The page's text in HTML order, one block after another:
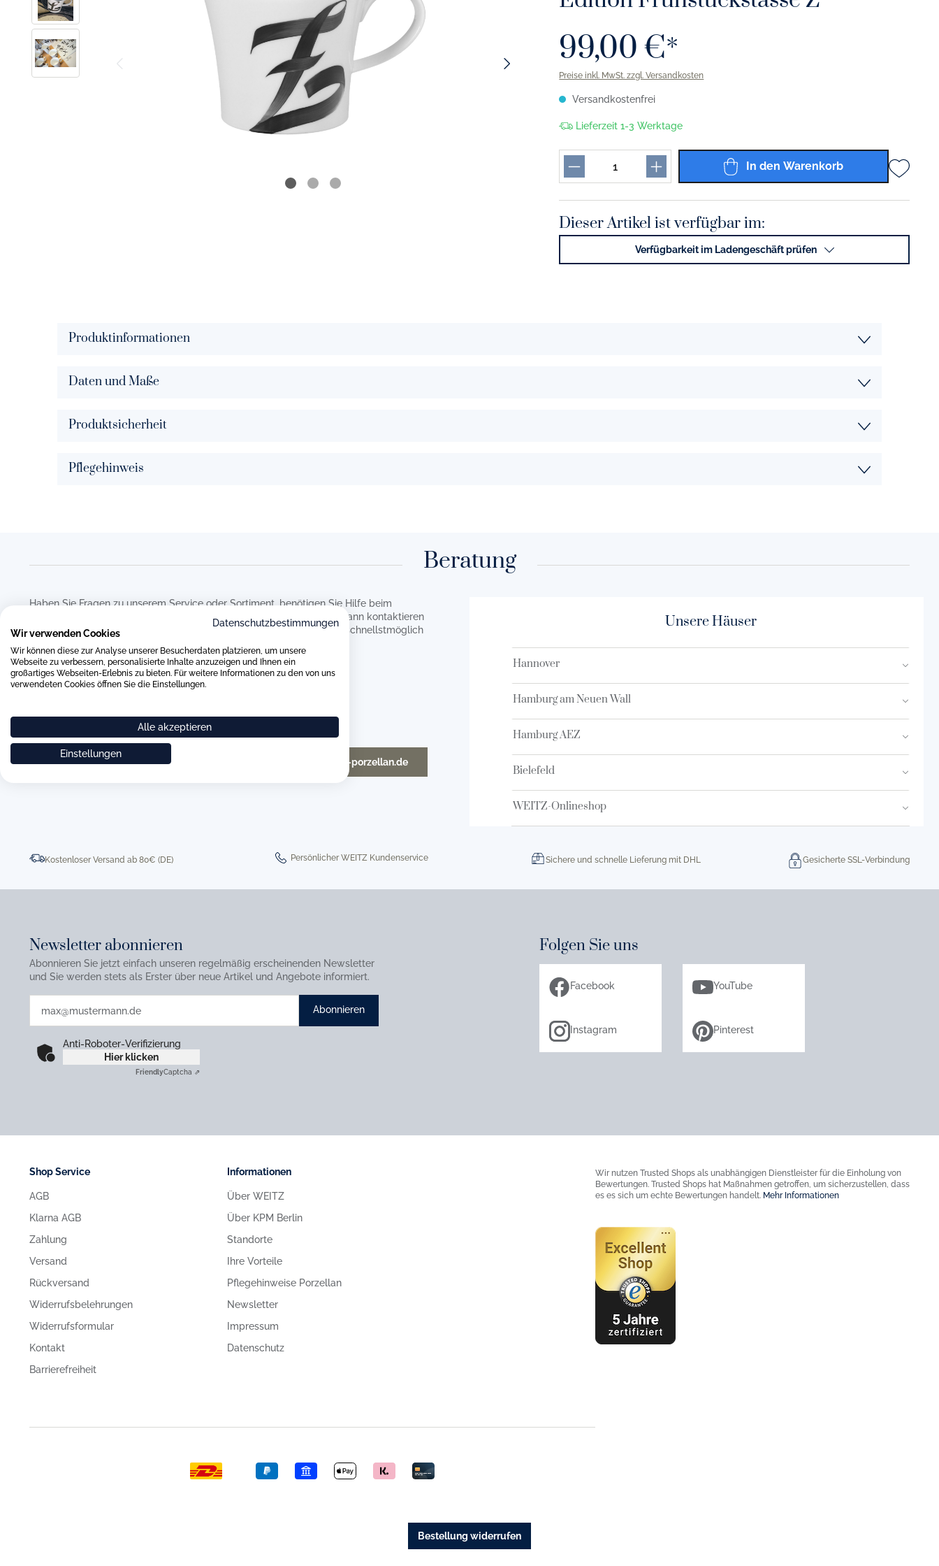
99,00 €*
Preise inkl. MwSt. zzgl. Versandkosten
Versandkostenfrei
Lieferzeit 1-3 Werktage
In den Warenkorb
Dieser Artikel ist verfügbar im:
Verfügbarkeit im Ladengeschäft prüfen
Produktinformationen
Daten und Maße
Produktsicherheit
Pflegehinweis
Beratung
Haben Sie Fragen zu unserem Service oder Sortiment, benötigen Sie Hilfe beim
Bestellvorgang oder haben Sie eine andere Frage auf dem Herzen? Dann kontaktieren
Sie uns gerne über das beigefügte Kontaktformular. Wir werden uns schnellstmöglich
0511 8997 9887 online-buero@weitz-porzellan.de
Unsere Häuser
Hannover
Hamburg am Neuen Wall
Hamburg AEZ
Bielefeld
WEITZ-Onlineshop
Kostenloser Versand ab 80€ (DE) Persönlicher WEITZ Kundenservice Sichere und schnelle Lieferung mit DHL Gesicherte SSL-Verbindung
Newsletter abonnieren
Abonnieren Sie jetzt einfach unseren regelmäßig erscheinenden Newsletter
und Sie werden stets als Erster über neue Artikel und Angebote informiert.
Abonnieren
Anti-Roboter-Verifizierung
Hier klicken
FriendlyCaptcha ⇗
Folgen Sie uns
Facebook YouTube
Instagram Pinterest
Shop Service
AGB
Klarna AGB
Zahlung
Versand
Rückversand
Widerrufsbelehrungen
Widerrufsformular
Kontakt
Barrierefreiheit
Informationen
Über WEITZ
Über KPM Berlin
Standorte
Ihre Vorteile
Pflegehinweise Porzellan
Newsletter
Impressum
Datenschutz
Wir nutzen Trusted Shops als unabhängigen Dienstleister für die Einholung von
Bewertungen. Trusted Shops hat Maßnahmen getroffen, um sicherzustellen, dass
es es sich um echte Bewertungen handelt. Mehr Informationen
Bestellung widerrufen
Datenschutzbestimmungen
Wir verwenden Cookies
Wir können diese zur Analyse unserer Besucherdaten platzieren, um unsere
Webseite zu verbessern, personalisierte Inhalte anzuzeigen und Ihnen ein
großartiges Webseiten-Erlebnis zu bieten. Für weitere Informationen zu den von uns
verwendeten Cookies öffnen Sie die Einstellungen.
Alle akzeptieren
Einstellungen